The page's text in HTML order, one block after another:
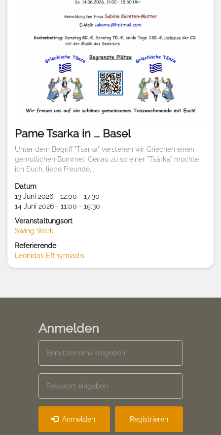
Pame Tsarka in ... Basel
Unter dem Begriff "Tsárka" verstehen wir Griechen einen
gemütlichen Bummel, Genau zu so einer "Tsárka" möchte
ich Euch, liebe Freunde,...
Datum
13 Juni 2026 - 12:00 - 17:30
14 Juni 2026 - 11:00 - 15:30
Veranstaltungsort
Swing Werk
Referierende
Leonidas Efthymiadis
Anmelden
Anmelden Registrieren